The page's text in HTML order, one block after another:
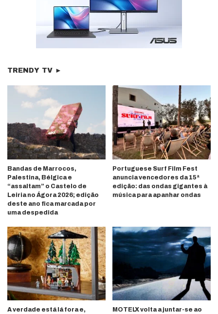
TRENDY TV ►
Bandas de Marrocos,
Palestina, Bélgica e
“assaltam” o Castelo de
Leiria no Ágora 2026; edição
deste ano fica marcada por
uma despedida
Portuguese Surf Film Fest
anuncia vencedores da 15ª
edição: das ondas gigantes à
música para apanhar ondas
A verdade está lá fora e,
MOTELX volta a juntar-se ao